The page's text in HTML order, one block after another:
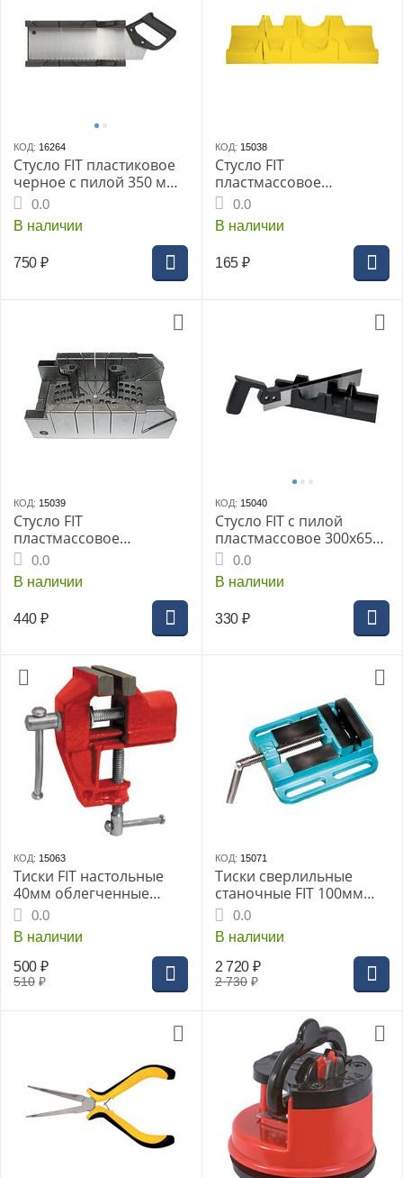
КОД: 16264
Стусло FIT пластиковое
черное с пилой 350 мм
(41265i)
0.0
В наличии
750 ₽
КОД: 15038
Стусло FIT
пластмассовое
300х65мм без пилы
(41250i)
0.0
В наличии
165 ₽
КОД: 15039
Стусло FIT
пластмассовое
310х120мм 2
эксцентрика Профи
(41255i)
0.0
В наличии
440 ₽
КОД: 15040
Стусло FIT с пилой
пластмассовое 300х65
мм (41241i)
0.0
В наличии
330 ₽
КОД: 15063
Тиски FIT настольные
40мм облегченные
(59404i)
0.0
В наличии
510 ₽
500 ₽
КОД: 15071
Тиски сверлильные
станочные FIT 100мм
эксцентриковые (59811i)
0.0
В наличии
2 730 ₽
2 720 ₽